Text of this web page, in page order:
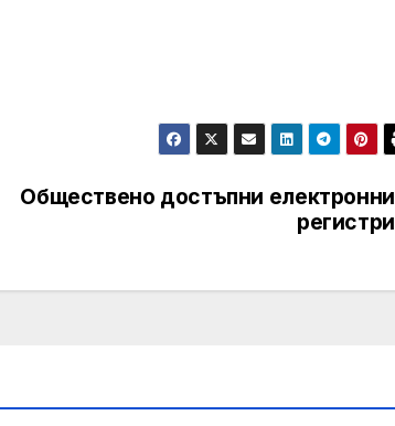
Обществено достъпни електронни
регистри